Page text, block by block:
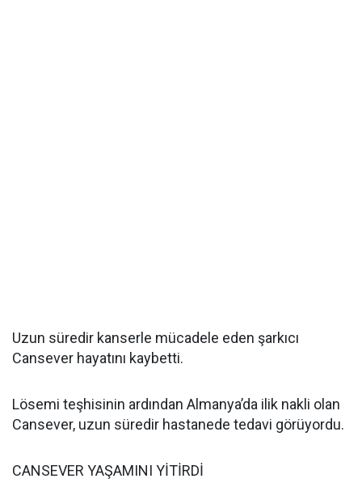
Uzun süredir kanserle mücadele eden şarkıcı
Cansever hayatını kaybetti.
Lösemi teşhisinin ardından Almanya’da ilik nakli olan
Cansever, uzun süredir hastanede tedavi görüyordu.
CANSEVER YAŞAMINI YİTİRDİ